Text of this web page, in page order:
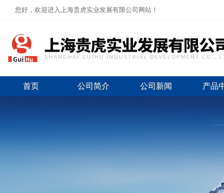
您好，欢迎进入上海贵虎实业发展有限公司网站！
首页 公司简介 公司新闻 产品